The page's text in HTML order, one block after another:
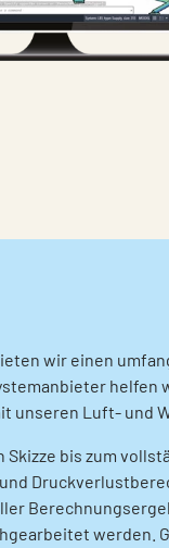
wir einen
helfen
unseren Luft- und
bis zum
werden.